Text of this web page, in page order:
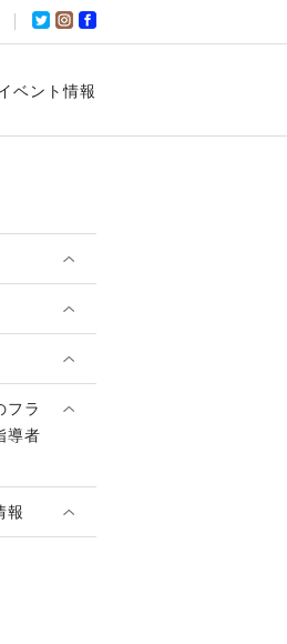
ベント情報
フラ
導者
報